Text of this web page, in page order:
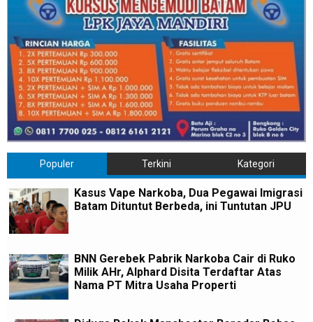
Populer Terkini Kategori
Kasus Vape Narkoba, Dua Pegawai Imigrasi
Batam Dituntut Berbeda, ini Tuntutan JPU
BNN Gerebek Pabrik Narkoba Cair di Ruko
Milik AHr, Alphard Disita Terdaftar Atas
Nama PT Mitra Usaha Properti